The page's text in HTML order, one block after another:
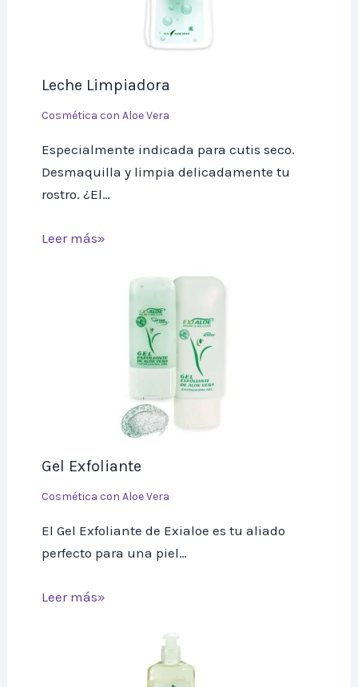
Leche Limpiadora
Cosmética con Aloe Vera
Especialmente indicada para cutis seco.
Desmaquilla y limpia delicadamente tu
rostro. ¿El…
Leer más»
Gel Exfoliante
Cosmética con Aloe Vera
El Gel Exfoliante de Exialoe es tu aliado
perfecto para una piel…
Leer más»